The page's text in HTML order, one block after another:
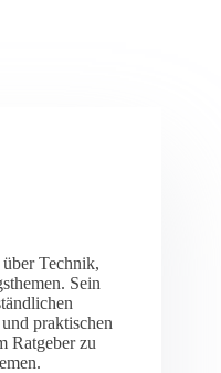
Technik,
Sein
praktischen
Ratgeber zu